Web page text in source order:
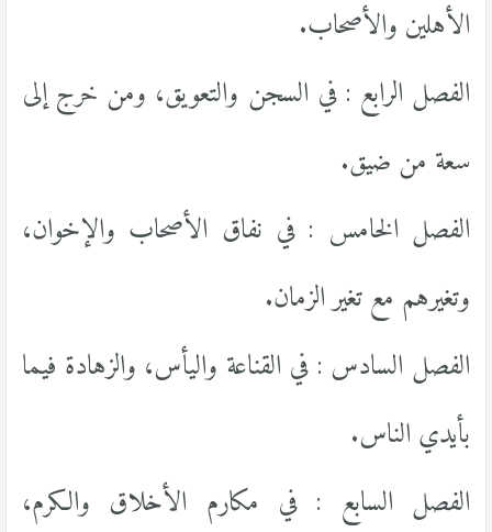
الأهلين والأصحاب.
الفصل الرابع : في السجن والتعويق، ومن خرج إلى
سعة من ضيق.
الفصل الخامس : في نفاق الأصحاب والإخوان،
وتغيرهم مع تغير الزمان.
الفصل السادس : في القناعة واليأس، والزهادة فيما
بأيدي الناس.
الفصل السابع : في مكارم الأخلاق والكرم،